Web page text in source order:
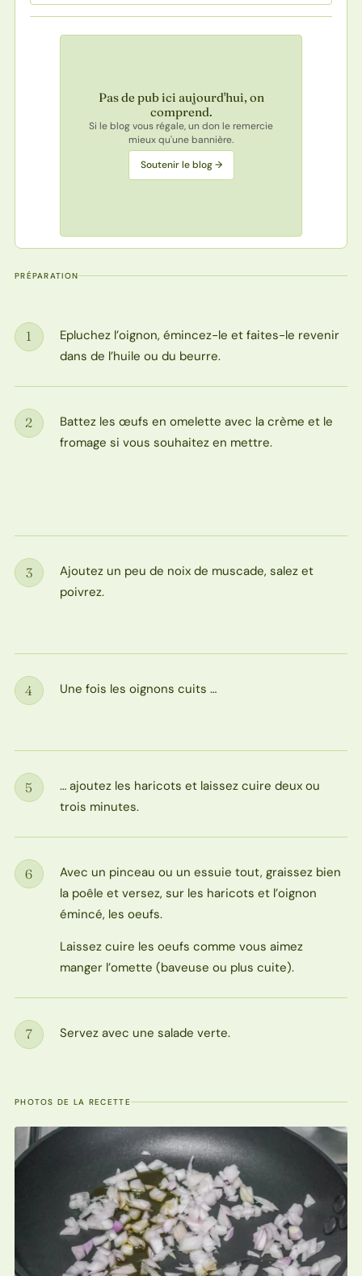
Pas de pub ici aujourd'hui, on
comprend.
Si le blog vous régale, un don le remercie
mieux qu'une bannière.
Soutenir le blog →
PRÉPARATION
Étape
1
Epluchez l’oignon, émincez-le et faites-le revenir
dans de l’huile ou du beurre.
Étape
2
Battez les œufs en omelette avec la crème et le
fromage si vous souhaitez en mettre.
Étape
3
Ajoutez un peu de noix de muscade, salez et
poivrez.
Étape
4 Une fois les oignons cuits …
Étape
5
… ajoutez les haricots et laissez cuire deux ou
trois minutes.
Étape
6
Avec un pinceau ou un essuie tout, graissez bien
la poêle et versez, sur les haricots et l’oignon
émincé, les oeufs.
Laissez cuire les oeufs comme vous aimez
manger l’omette (baveuse ou plus cuite).
Étape
7 Servez avec une salade verte.
PHOTOS DE LA RECETTE